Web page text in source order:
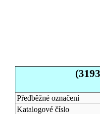
Předběžné označení
Katalogové číslo